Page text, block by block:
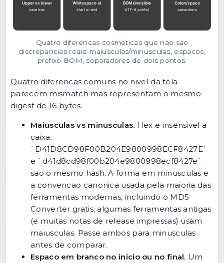
Quatro diferencas cosmeticas que nao sao
discrepancias reais: maiusculas/minusculas, espacos,
prefixo BOM, separadores de dois pontos.
Quatro diferencas comuns no nivel da tela
parecem mismatch mas representam o mesmo
digest de 16 bytes.
Maiusculas vs minusculas. Hex e insensivel a
caixa.
`D41D8CD98F00B204E9800998ECF8427E`
e `d41d8cd98f00b204e9800998ecf8427e`
sao o mesmo hash. A forma em minusculas e
a convencao canonica usada pela maioria das
ferramentas modernas, incluindo o MD5
Converter gratis; algumas ferramentas antigas
(e muitas notas de release impressas) usam
maiusculas. Passe ambos para minusculas
antes de comparar.
Espaco em branco no inicio ou no final. Um